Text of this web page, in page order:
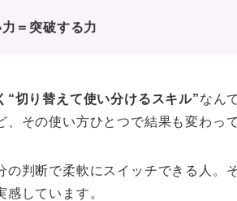
＝突破する力
“切り替えて使い分けるスキル”なん
その使い方ひとつで結果も変わっ
の判断で柔軟にスイッチできる人。
しています。